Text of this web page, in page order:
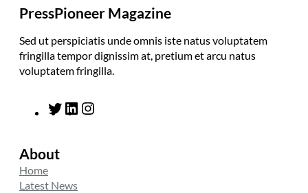
PressPioneer Magazine
Sed ut perspiciatis unde omnis iste natus voluptatem
fringilla tempor dignissim at, pretium et arcu natus
voluptatem fringilla.
T
e
L
About
Home
Latest News